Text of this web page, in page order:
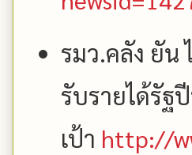
รมว.คลัง ยัน
รับรายได้รัฐ
เป้า http://